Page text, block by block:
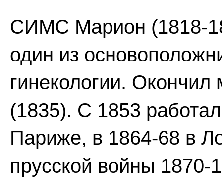
СИМС Марион (1818-
один из
гинекологии.
(1835). С 1853
Париже, в 1864-68 в
прусской войны 1870-